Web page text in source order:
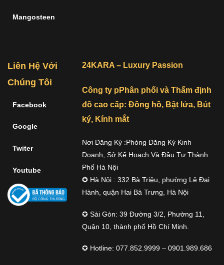
Mangosteen
Liên Hệ Với
Chúng Tôi
Facebook
Google
Twiter
Youtube
24KARA – Luxury Passion
Công ty pPhân phối và Thẩm định
đồ cao cấp: Đồng hồ, Bật lửa, Bút
ký, Kính mắt
Nơi Đăng Ký :Phòng Đăng Ký Kinh
Doanh, Sở Kế Hoạch Và Đầu Tư Thành
Phố Hà Nội
✪ Hà Nội : 332 Bà Triệu, phường Lê Đại
Hành, quận Hai Bà Trưng, Hà Nội
✪ Sài Gòn: 39 Đường 3/2, Phường 11,
Quận 10, thành phố Hồ Chí Minh.
✪ Hotline: 077.852.9999 – 0901.989.686